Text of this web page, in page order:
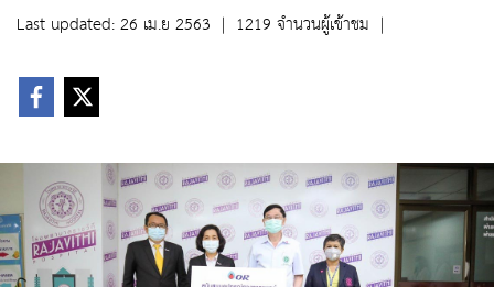
Last updated: 26 เม.ย 2563 | 1219 จำนวนผู้เข้าชม |